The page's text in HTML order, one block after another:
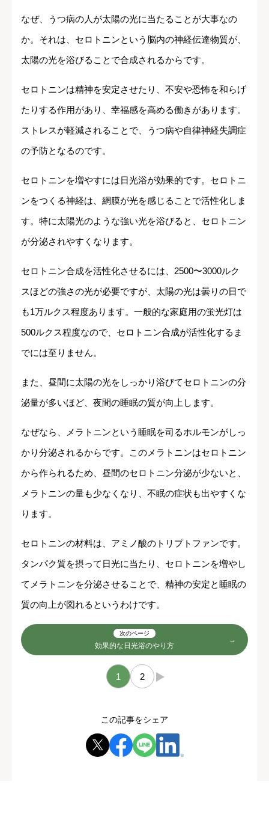
なぜ、うつ病の人が太陽の光に当たることが大事なの
か。それは、セロトニンという脳内の神経伝達物質が、
太陽の光を浴びることで合成されるからです。
セロトニンは精神を安定させたり、不安や恐怖を和らげ
たりする作用があり、幸福感を高める働きがあります。
ストレスが軽減されることで、うつ病や自律神経失調症
の予防となるのです。
セロトニンを増やすには日光浴が効果的です。セロトニ
ンをつくる神経は、網膜が光を感じることで活性化しま
す。特に太陽光のような強い光を浴びると、セロトニン
が分泌されやすくなります。
セロトニン合成を活性化させるには、2500〜3000ルク
スほどの強さの光が必要ですが、太陽の光は曇りの日で
も1万ルクス程度あります。一般的な家庭用の蛍光灯は
500ルクス程度なので、セロトニン合成が活性化するま
でには至りません。
また、昼間に太陽の光をしっかり浴びてセロトニンの分
泌量が多いほど、夜間の睡眠の質が向上します。
なぜなら、メラトニンという睡眠を司るホルモンがしっ
かり分泌されるからです。このメラトニンはセロトニン
から作られるため、昼間のセロトニン分泌が少ないと、
メラトニンの量も少なくなり、不眠の症状も出やすくな
ります。
セロトニンの材料は、アミノ酸のトリプトファンです。
タンパク質を摂って日光に当たり、セロトニンを増やし
てメラトニンを分泌させることで、精神の安定と睡眠の
質の向上が図れるというわけです。
次のページ
効果的な日光浴のやり方
1 2 →
この記事をシェア